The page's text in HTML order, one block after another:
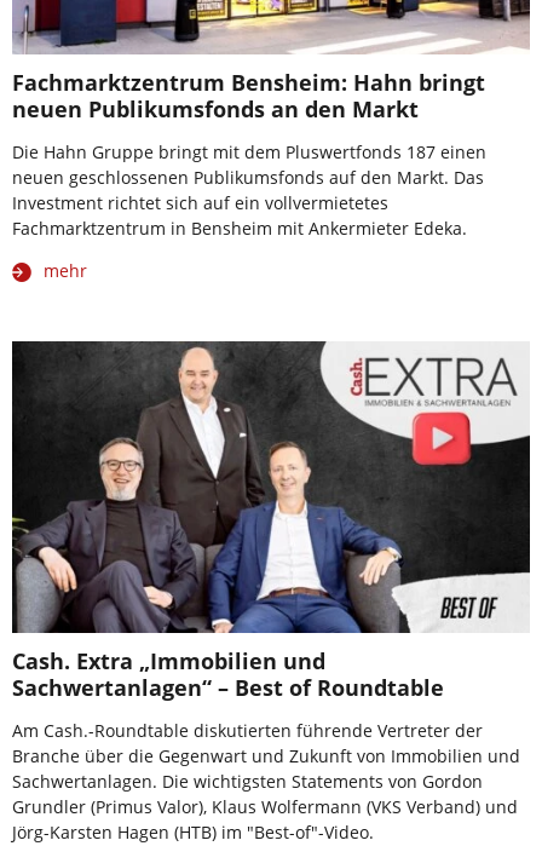
Fachmarktzentrum Bensheim: Hahn bringt
neuen Publikumsfonds an den Markt
Die Hahn Gruppe bringt mit dem Pluswertfonds 187 einen
neuen geschlossenen Publikumsfonds auf den Markt. Das
Investment richtet sich auf ein vollvermietetes
Fachmarktzentrum in Bensheim mit Ankermieter Edeka.
mehr
Cash. Extra „Immobilien und
Sachwertanlagen“ – Best of Roundtable
Am Cash.-Roundtable diskutierten führende Vertreter der
Branche über die Gegenwart und Zukunft von Immobilien und
Sachwertanlagen. Die wichtigsten Statements von Gordon
Grundler (Primus Valor), Klaus Wolfermann (VKS Verband) und
Jörg-Karsten Hagen (HTB) im "Best-of"-Video.